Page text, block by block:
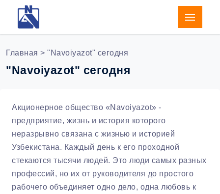
Главная > "Navoiyazot" сегодня
"Navoiyazot" сегодня
Акционерное общество «Navoiyazot» -
предприятие, жизнь и история которого
неразрывно связана с жизнью и историей
Узбекистана. Каждый день к его проходной
стекаются тысячи людей. Это люди самых разных
профессий, но их от руководителя до простого
рабочего объединяет одно дело, одна любовь к